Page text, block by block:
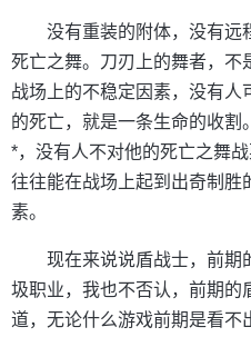
没有重装的附体，没有远
死亡之舞。刀刃上的舞者，不
战场上的不稳定因素，没有人
的死亡，就是一条生命的收
*，没有人不对他的死亡之舞
往往能在战场上起到出奇制胜
素。
现在来说说盾战士，前期
圾职业，我也不否认，前期的
道，无论什么游戏前期是看不